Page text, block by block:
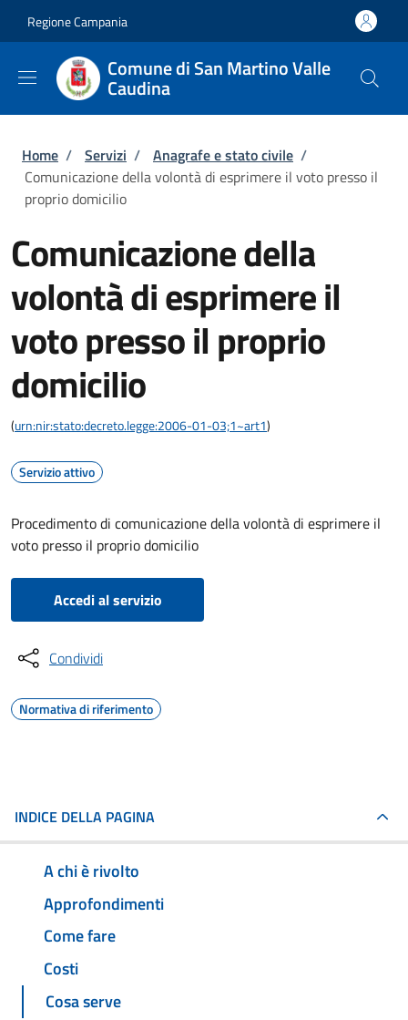
Regione Campania
Comune di San Martino Valle
Caudina
Briciole di pane
Home / Servizi / Anagrafe e stato civile /
Comunicazione della volontà di esprimere il voto presso il
proprio domicilio
Comunicazione della
volontà di esprimere il
voto presso il proprio
domicilio
(urn:nir:stato:decreto.legge:2006-01-03;1~art1)
Servizio attivo
Procedimento di comunicazione della volontà di esprimere il
voto presso il proprio domicilio
Accedi al servizio
Condividi
Normativa di riferimento
INDICE DELLA PAGINA
A chi è rivolto
Approfondimenti
Come fare
Costi
Cosa serve